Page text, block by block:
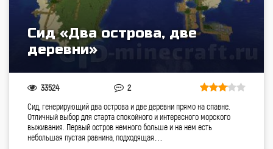
Сид «Два острова, две
деревни»
33524 2
Сид, генерирующий два острова и две деревни прямо на спавне.
Отличный выбор для старта спокойного и интересного морского
выживания. Первый остров немного больше и на нем есть
небольшая пустая равнина, подходящая…